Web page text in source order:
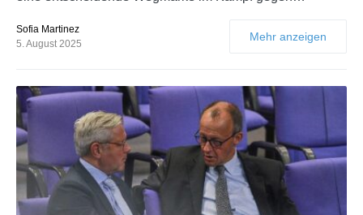
Sofia Martinez
5. August 2025
Mehr anzeigen